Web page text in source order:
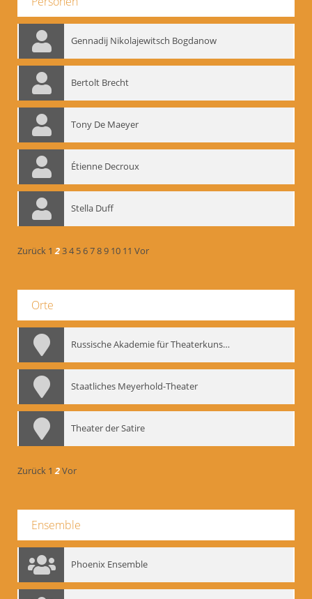
Gennadij Nikolajewitsch Bogdanow
Bertolt Brecht
Tony De Maeyer
Étienne Decroux
Stella Duff
Zurück 1 234 56789 10 11 Vor
Orte
Russische Akademie für Theaterkunst – GITIS
Staatliches Meyerhold-Theater
Theater der Satire
Zurück 1 2Vor
Ensemble
Phoenix Ensemble